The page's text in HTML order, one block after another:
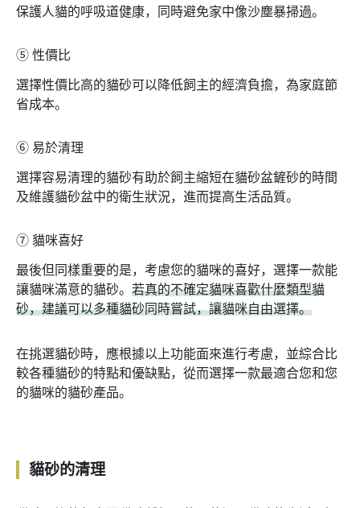
保護人貓的呼吸道健康，同時避免家中像沙塵暴掃過。
➄ 性價比
選擇性價比高的貓砂可以降低飼主的經濟負擔，為家庭節
省成本。
➅ 易於清理
選擇容易清理的貓砂有助於飼主縮短在貓砂盆鏟砂的時間
及維護貓砂盆中的衛生狀況，進而提高生活品質。
➆ 貓咪喜好
最後但同樣重要的是，考慮您的貓咪的喜好，選擇一款能
讓貓咪滿意的貓砂。 若真的不確定貓咪喜歡什麼類型貓
砂，建議可以多種貓砂同時嘗試，讓貓咪自由選擇。
在挑選貓砂時，應根據以上功能面來進行考慮，並綜合比
較各種貓砂的特點和優缺點，從而選擇一款最適合您和您
的貓咪的貓砂產品。
貓砂的清理